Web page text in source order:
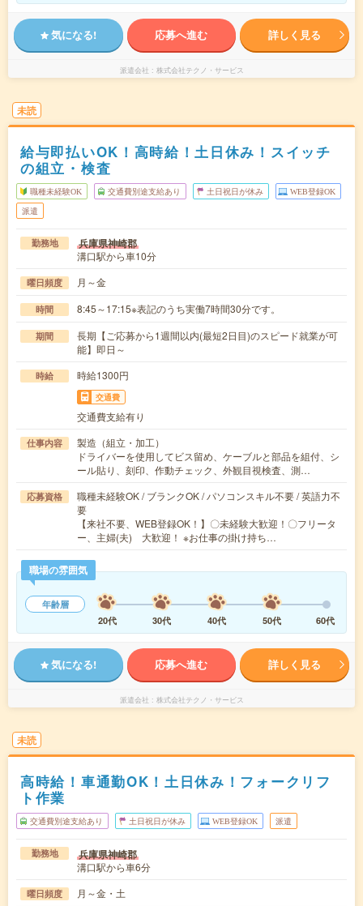
気になる! 応募へ進む 詳しく見る
派遣会社 株式会社テクノ・サービス
未読
給与即払いOK！高時給！土日休み！スイッチ
の組立・検査
職種未経験OK 交通費別途支給あり 土日祝日が休み WEB登録OK
派遣
勤務地 兵庫県神崎郡
溝口駅から車10分
曜日頻度 月～金
時間 8:45～17:15※表記のうち実働7時間30分です。
期間
長期【ご応募から1週間以内(最短2日目)のスピード就業が可
能】即日～
時給 時給1300円
交通費
交通費支給有り
仕事内容
製造（組立・加工）
ドライバーを使用してビス留め、ケーブルと部品を組付、シ
ール貼り、刻印、作動チェック、外観目視検査、測…
応募資格
職種未経験OK / ブランクOK / パソコンスキル不要 / 英語力不
要
【来社不要、WEB登録OK！】〇未経験大歓迎！〇フリータ
ー、主婦(夫) 大歓迎！ ※お仕事の掛け持ち…
職場の雰囲気
年齢層
20代
30代 40代 50代 60代
気になる! 応募へ進む 詳しく見る
派遣会社 株式会社テクノ・サービス
未読
高時給！車通勤OK！土日休み！フォークリフ
ト作業
交通費別途支給あり 土日祝日が休み WEB登録OK 派遣
勤務地 兵庫県神崎郡
溝口駅から車6分
曜日頻度 月～金・土